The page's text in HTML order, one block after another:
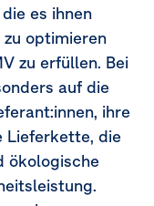
es ihnen
optimieren
zu erfüllen. Bei
auf die
ihre
Lieferkette, die
ökologische